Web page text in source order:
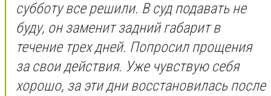
субботу все решили. В суд подавать не
буду, он заменит задний габарит в
течение трех дней. Попросил прощения
за свои действия. Уже чувствую себя
хорошо, за эти дни восстановилась после